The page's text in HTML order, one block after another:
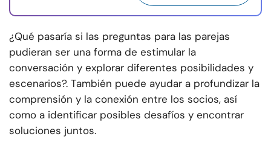
¿Qué pasaría si las preguntas para las parejas
pudieran ser una forma de estimular la
conversación y explorar diferentes posibilidades y
escenarios?. También puede ayudar a profundizar la
comprensión y la conexión entre los socios, así
como a identificar posibles desafíos y encontrar
soluciones juntos.